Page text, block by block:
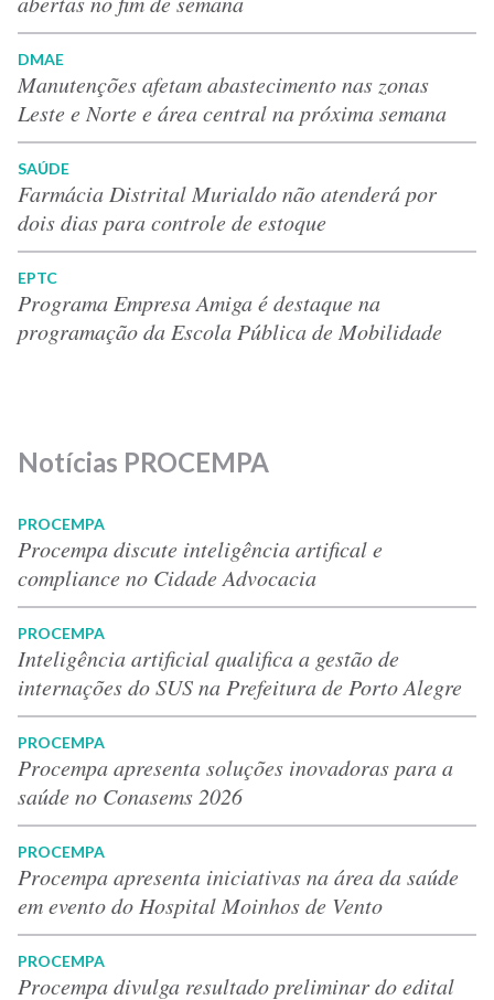
DMAE
Manutenções afetam abastecimento nas zonas
Leste e Norte e área central na próxima semana
SAÚDE
Farmácia Distrital Murialdo não atenderá por
dois dias para controle de estoque
EPTC
Programa Empresa Amiga é destaque na
programação da Escola Pública de Mobilidade
Notícias PROCEMPA
PROCEMPA
Procempa discute inteligência artifical e
compliance no Cidade Advocacia
PROCEMPA
Inteligência artificial qualifica a gestão de
internações do SUS na Prefeitura de Porto Alegre
PROCEMPA
Procempa apresenta soluções inovadoras para a
saúde no Conasems 2026
PROCEMPA
Procempa apresenta iniciativas na área da saúde
em evento do Hospital Moinhos de Vento
PROCEMPA
Procempa divulga resultado preliminar do edital